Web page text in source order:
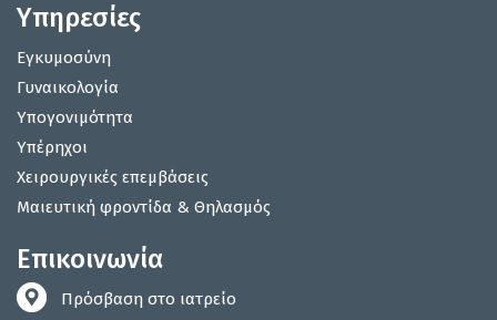
Υπηρεσίες
Εγκυμοσύνη
Γυναικολογία
Υπογονιμότητα
Υπέρηχοι
Χειρουργικές επεμβάσεις
Μαιευτική φροντίδα & Θηλασμός
Επικοινωνία
Πρόσβαση στο ιατρείο